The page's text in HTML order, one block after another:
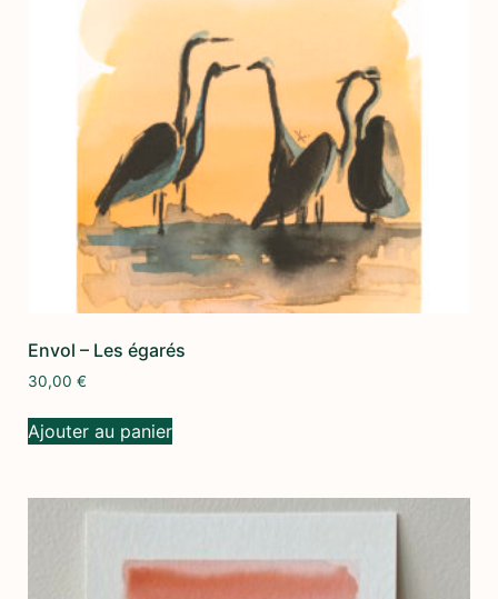
Envol – Les égarés
30,00 €
Ajouter au panier